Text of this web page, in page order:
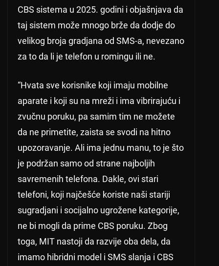
CBS sistema u 2025. godini i objašnjava da
taj sistem može mnogo brže da dodje do
velikog broja gradjana od SMS-a, nevezano
za to da li je telefon u romingu ili ne.
“Hvata sve korisnike koji imaju mobilne
aparate i koji su na mreži i ima vibrirajuću i
zvučnu poruku, pa samim tim ne možete
da ne primetite, zaista se svodi na hitno
upozoravanje. Ali ima jednu manu, to je što
je podržan samo od strane najboljih
savremenih telefona. Dakle, ovi stari
telefoni, koji najčešće koriste naši stariji
sugradjani i socijalno ugrožene kategorije,
ne bi mogli da prime CBS poruku. Zbog
toga, MIT nastoji da razvije oba dela, da
imamo hibridni model i SMS slanja i CBS